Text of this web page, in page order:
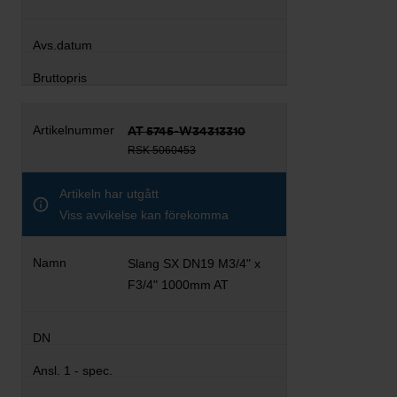
AT 5745-W34313310
RSK 5060453
Artikeln har utgått
Viss avvikelse kan förekomma
Slang SX DN19 M3/4" x
F3/4" 1000mm AT